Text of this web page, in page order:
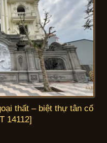
thất – biệt thự tân cổ
14112]